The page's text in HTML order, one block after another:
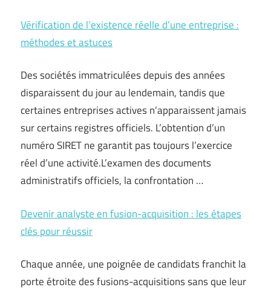
Vérification de l’existence réelle d’une entreprise :
méthodes et astuces
Des sociétés immatriculées depuis des années
disparaissent du jour au lendemain, tandis que
certaines entreprises actives n’apparaissent jamais
sur certains registres officiels. L’obtention d’un
numéro SIRET ne garantit pas toujours l’exercice
réel d’une activité.L’examen des documents
administratifs officiels, la confrontation …
Devenir analyste en fusion-acquisition : les étapes
clés pour réussir
Chaque année, une poignée de candidats franchit la
porte étroite des fusions-acquisitions sans que leur